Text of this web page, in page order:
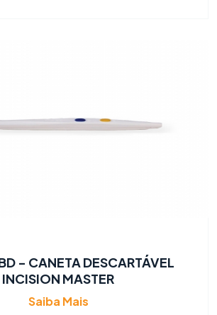
- CANETA DESCARTÁVEL
INCISION MASTER
Saiba Mais